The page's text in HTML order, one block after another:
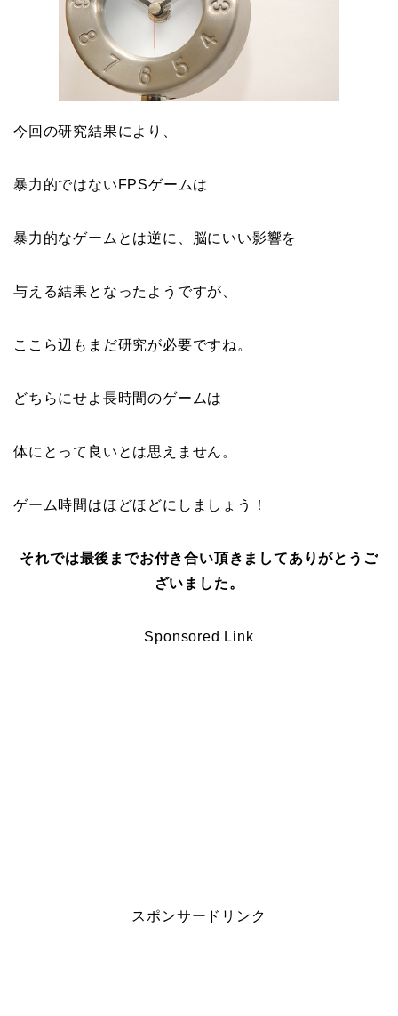
今回の研究結果により、
暴力的ではないFPSゲームは
暴力的なゲームとは逆に、脳にいい影響を
与える結果となったようですが、
ここら辺もまだ研究が必要ですね。
どちらにせよ長時間のゲームは
体にとって良いとは思えません。
ゲーム時間はほどほどにしましょう！
それでは最後までお付き合い頂きましてありがとうご
ざいました。
Sponsored Link
スポンサードリンク